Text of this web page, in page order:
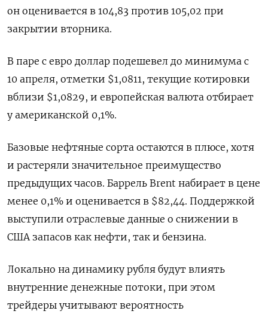
он оценивается в 104,83 против 105,02 при
закрытии вторника.
В паре с евро доллар подешевел до минимума с
10 апреля, отметки $1,0811, текущие котировки
вблизи $1,0829, и европейская валюта отбирает
у американской 0,1%.
Базовые нефтяные сорта остаются в плюсе, хотя
и растеряли значительное преимущество
предыдущих часов. Баррель Brent набирает в цене
менее 0,1% и оценивается в $82,44. Поддержкой
выступили отраслевые данные о снижении в
США запасов как нефти, так и бензина.
Локально на динамику рубля будут влиять
внутренние денежные потоки, при этом
трейдеры учитывают вероятность